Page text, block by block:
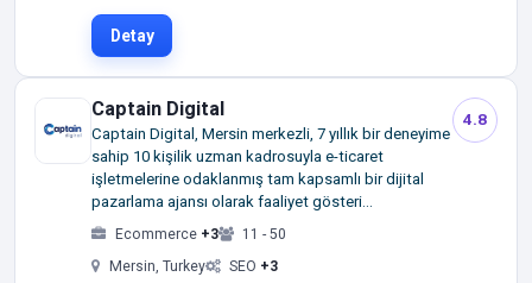
Detay
Captain Digital
Captain Digital, Mersin merkezli, 7 yıllık bir deneyime
sahip 10 kişilik uzman kadrosuyla e-ticaret
işletmelerine odaklanmış tam kapsamlı bir dijital
pazarlama ajansı olarak faaliyet gösteri...
Ecommerce +3
11 - 50
Mersin, Turkey
SEO +3
4.8